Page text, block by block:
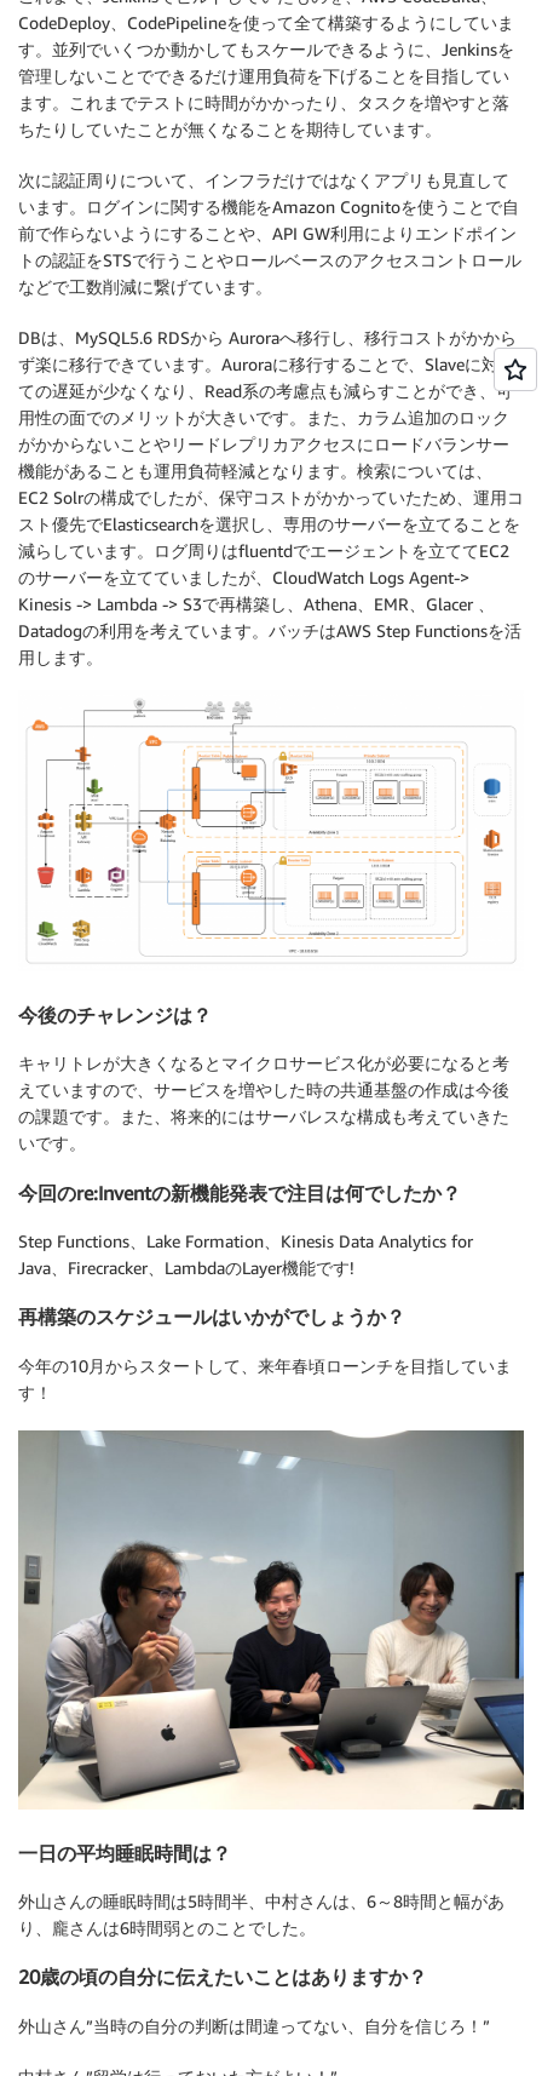
CodeDeploy、CodePipelineを使って全て構築するようにしていま
す。並列でいくつか動かしてもスケールできるように、Jenkinsを
管理しないことでできるだけ運用負荷を下げることを目指してい
ます。これまでテストに時間がかかったり、タスクを増やすと落
ちたりしていたことが無くなることを期待しています。
次に認証周りについて、インフラだけではなくアプリも見直して
います。ログインに関する機能をAmazon Cognitoを使うことで自
前で作らないようにすることや、API GW利用によりエンドポイン
トの認証をSTSで行うことやロールベースのアクセスコントロール
などで工数削減に繋げています。
DBは、MySQL5.6 RDSから Auroraへ移行し、移行コストがかから
ず楽に移行できています。Auroraに移行することで、Slaveに対し
ての遅延が少なくなり、Read系の考慮点も減らすことができ、可
用性の面でのメリットが大きいです。また、カラム追加のロック
がかからないことやリードレプリカアクセスにロードバランサー
機能があることも運用負荷軽減となります。検索については、
EC2 Solrの構成でしたが、保守コストがかかっていたため、運用コ
スト優先でElasticsearchを選択し、専用のサーバーを立てることを
減らしています。ログ周りはfluentdでエージェントを立ててEC2
のサーバーを立てていましたが、CloudWatch Logs Agent->
Kinesis -> Lambda -> S3で再構築し、Athena、EMR、Glacer 、
Datadogの利用を考えています。バッチはAWS Step Functionsを活
用します。
今後のチャレンジは？
キャリトレが大きくなるとマイクロサービス化が必要になると考
えていますので、サービスを増やした時の共通基盤の作成は今後
の課題です。また、将来的にはサーバレスな構成も考えていきた
いです。
今回のre:Inventの新機能発表で注目は何でしたか？
Step Functions、Lake Formation、Kinesis Data Analytics for
Java、Firecracker、LambdaのLayer機能です!
再構築のスケジュールはいかがでしょうか？
今年の10月からスタートして、来年春頃ローンチを目指していま
す！
一日の平均睡眠時間は？
外山さんの睡眠時間は5時間半、中村さんは、6～8時間と幅があ
り、龐さんは6時間弱とのことでした。
20歳の頃の自分に伝えたいことはありますか？
外山さん”当時の自分の判断は間違ってない、自分を信じろ！”